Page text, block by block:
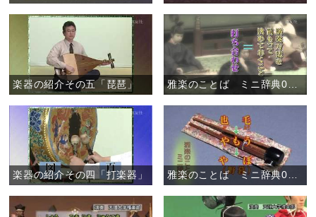
楽器の紹介その五「琵琶」
楽器の紹介その四「打楽器」 雅楽のことば ミニ辞典04 「野暮」